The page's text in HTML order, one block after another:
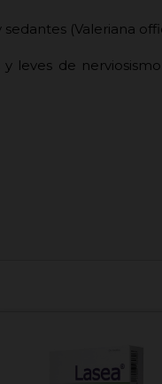
(Valeriana
leves de